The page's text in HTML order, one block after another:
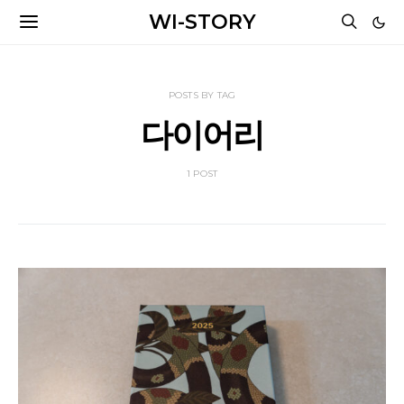
WI-STORY
POSTS BY TAG
다이어리
1 POST